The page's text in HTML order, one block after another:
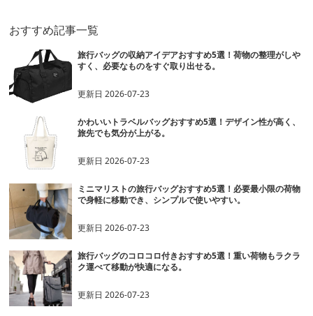
おすすめ記事一覧
旅行バッグの収納アイデアおすすめ5選！荷物の整理がしや
すく、必要なものをすぐ取り出せる。
更新日2026-07-23
かわいいトラベルバッグおすすめ5選！デザイン性が高く、
旅先でも気分が上がる。
更新日2026-07-23
ミニマリストの旅行バッグおすすめ5選！必要最小限の荷物
で身軽に移動でき、シンプルで使いやすい。
更新日2026-07-23
旅行バッグのコロコロ付きおすすめ5選！重い荷物もラクラ
ク運べて移動が快適になる。
更新日2026-07-23